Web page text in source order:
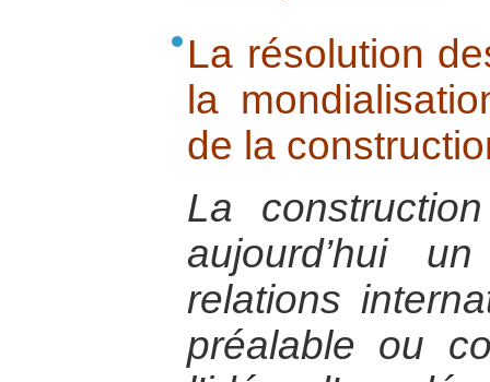
La résolution
la
de la
La
aujourd’hui
relations
préalable ou